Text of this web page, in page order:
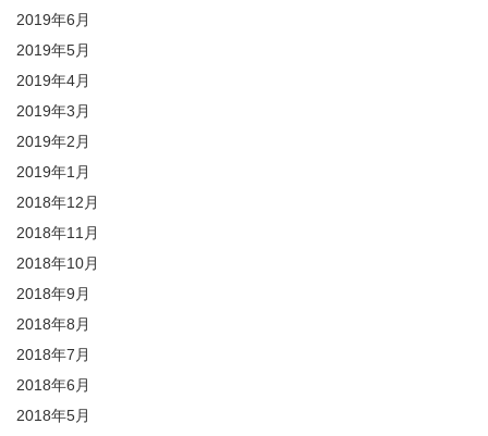
2019年6月
2019年5月
2019年4月
2019年3月
2019年2月
2019年1月
2018年12月
2018年11月
2018年10月
2018年9月
2018年8月
2018年7月
2018年6月
2018年5月